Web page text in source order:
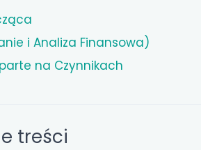
i Analiza Finansowa)
na Czynnikach
treści